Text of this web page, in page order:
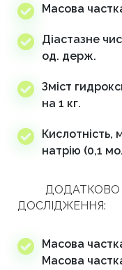
Масова
Діастазне
од. держ.
Зміст
на 1 кг.
Кислотність,
натрію (0,1
ДОСЛІДЖЕННЯ:
Масова
Масова